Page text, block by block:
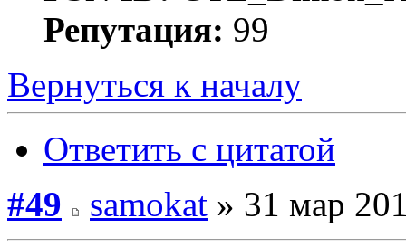
Репутация: 99
Вернуться к началу
Ответить с цитатой
#49
samokat » 31 мар